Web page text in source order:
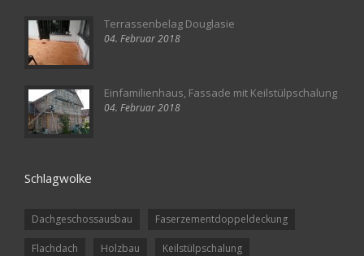
Terrassenbelag Douglasie
04. Februar 2018
Einfamilienhaus, Fassade mit Keilstülpschalung
04. Februar 2018
Schlagwolke
Dachgeschossausbau Faserzementdoppeldeckung
Flachdach Holzbau Keilstülpschalung